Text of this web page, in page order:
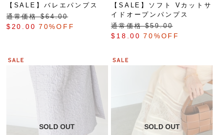
【SALE】バレエパンプス
通常価格 $‌64.00
$‌20.00 70%OFF
【SALE】ソフト Vカットサ
イドオープンパンプス
通常価格 $‌59.00
$‌18.00 70%OFF